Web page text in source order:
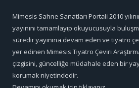
Mimesis Sahne Sanatları Portali 2010
yayınını tamamlayıp okuyucusuyla
süredir yayınına devam eden ve tiyatro
yer edinen Mimesis Tiyatro Çeviri
çizgisini, güncelliğe müdahale eden bir
korumak niyetindedir.